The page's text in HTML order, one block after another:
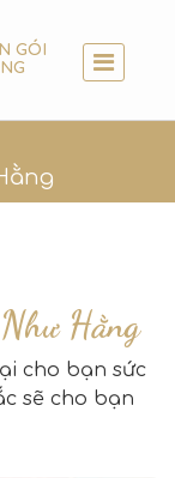
GÓI
Hằng
cho bạn sức
sẽ cho bạn